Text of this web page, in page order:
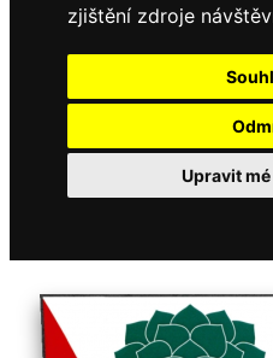
zjištění zdroje
Upravit